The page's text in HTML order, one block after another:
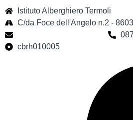
Istituto Alberghiero Termoli
C/da Foce dell'Angelo n.2 -
cbrh010005